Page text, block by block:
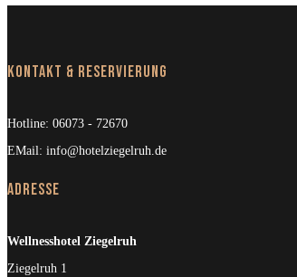
Kontakt & Reservierung
Hotline: 06073 - 72670
EMail: info@hotelziegelruh.de
Adresse
Wellnesshotel Ziegelruh
Ziegelruh 1